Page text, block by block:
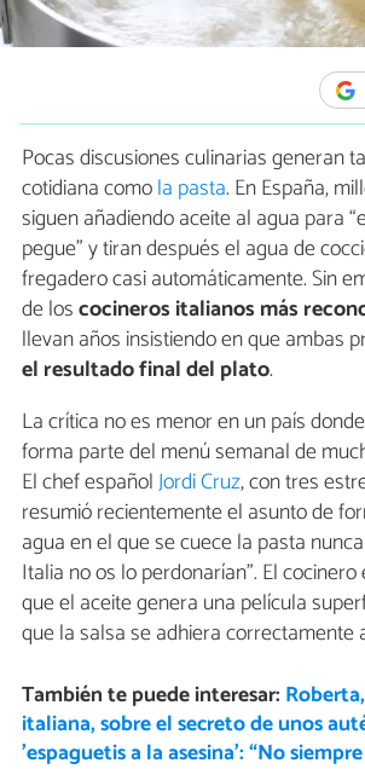
Pocas discusiones culinarias generan
cotidiana comola pasta. En España,
siguen añadiendo aceite al agua para
pegue” y tiran después el agua de
fregadero casi automáticamente. Sin
de loscocineros italianos más
llevan años insistiendo en que ambas
el resultado final del plato.
La crítica no es menor en un país
forma parte del menú semanal de
El chef españolJordi Cruz, con tres
resumió recientemente el asunto de
agua en el que se cuece la pasta
Italia no os lo perdonarían”. El
que el aceite genera una película
que la salsa se adhiera correctamente
También te puede interesar:
italiana, sobre el secreto de unos
'espaguetis a la asesina': “No